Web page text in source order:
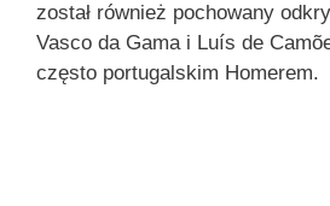
został również pochowany
Vasco da Gama i Luís de
często portugalskim Homerem.